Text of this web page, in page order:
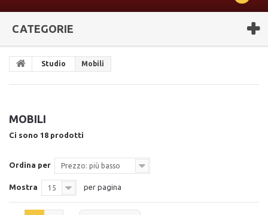
CATEGORIE
Studio Mobili
MOBILI
Ci sono 18 prodotti
Ordina per Prezzo: più basso
Mostra 15 per pagina